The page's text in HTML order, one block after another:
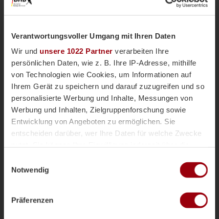
Verantwortungsvoller Umgang mit Ihren Daten
Wir und unsere 1022 Partner verarbeiten Ihre
persönlichen Daten, wie z. B. Ihre IP-Adresse, mithilfe
von Technologien wie Cookies, um Informationen auf
Ihrem Gerät zu speichern und darauf zuzugreifen und so
personalisierte Werbung und Inhalte, Messungen von
Werbung und Inhalten, Zielgruppenforschung sowie
Entwicklung von Angeboten zu ermöglichen. Sie
entscheiden darüber, wer Ihre Daten für welche Zwecke
Trigger Symbol ändern oder widerrufen
Informationen über Ihre geografische Lage erfassen,
Notwendig
Präferenzen
20' Kurze Ecke
20' Kurze Ecke - Vergeben
20' Kurze Ecke
Abpfiff 1.